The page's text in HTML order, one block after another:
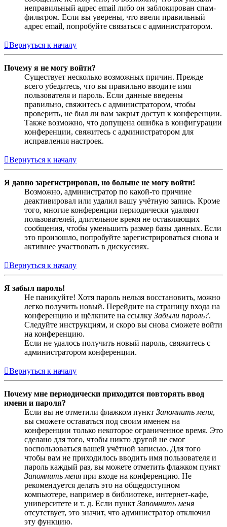
неправильный адрес email либо он заблокирован спам-
фильтром. Если вы уверены, что ввели правильный
адрес email, попробуйте связаться с администратором.
Вернуться к началу
Почему я не могу войти?
Существует несколько возможных причин. Прежде
всего убедитесь, что вы правильно вводите имя
пользователя и пароль. Если данные введены
правильно, свяжитесь с администратором, чтобы
проверить, не был ли вам закрыт доступ к конференции.
Также возможно, что допущена ошибка в конфигурации
конференции, свяжитесь с администратором для
исправления настроек.
Вернуться к началу
Я давно зарегистрирован, но больше не могу войти!
Возможно, администратор по какой-то причине
деактивировал или удалил вашу учётную запись. Кроме
того, многие конференции периодически удаляют
пользователей, длительное время не оставляющих
сообщения, чтобы уменьшить размер базы данных. Если
это произошло, попробуйте зарегистрироваться снова и
активнее участвовать в дискуссиях.
Вернуться к началу
Я забыл пароль!
Не паникуйте! Хотя пароль нельзя восстановить, можно
легко получить новый. Перейдите на страницу входа на
конференцию и щёлкните на ссылку Забыли пароль?.
Следуйте инструкциям, и скоро вы снова сможете войти
на конференцию.
Если не удалось получить новый пароль, свяжитесь с
администратором конференции.
Вернуться к началу
Почему мне периодически приходится повторять ввод
имени и пароля?
Если вы не отметили флажком пункт Запомнить меня,
вы сможете оставаться под своим именем на
конференции только некоторое ограниченное время. Это
сделано для того, чтобы никто другой не смог
воспользоваться вашей учётной записью. Для того
чтобы вам не приходилось вводить имя пользователя и
пароль каждый раз, вы можете отметить флажком пункт
Запомнить меня при входе на конференцию. Не
рекомендуется делать это на общедоступном
компьютере, например в библиотеке, интернет-кафе,
университете и т. д. Если пункт Запомнить меня
отсутствует, это значит, что администратор отключил
эту функцию.